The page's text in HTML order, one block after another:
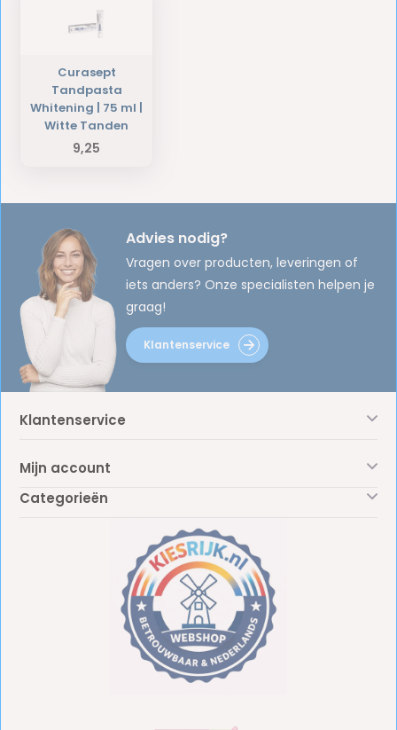
Curasept
Tandpasta
Whitening | 75 ml |
Witte Tanden
9,25
Advies nodig?
Vragen over producten, leveringen of
iets anders? Onze specialisten helpen je
graag!
Klantenservice
Klantenservice
Mijn account
Categorieën